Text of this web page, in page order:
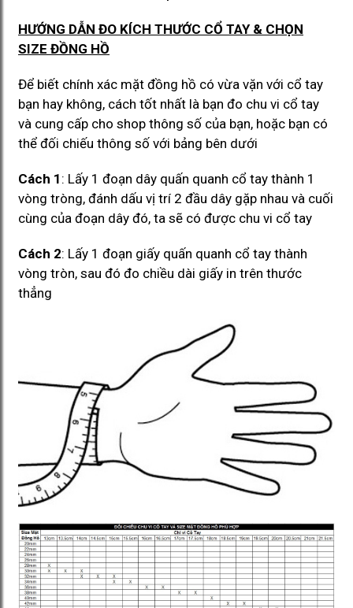
HƯỚNG DẪN ĐO KÍCH THƯỚC CỔ TAY & CHỌN
SIZE ĐỒNG HỒ
Để biết chính xác mặt đồng hồ có vừa vặn với cổ tay
bạn hay không, cách tốt nhất là bạn đo chu vi cổ tay
và cung cấp cho shop thông số của bạn, hoặc bạn có
thể đối chiếu thông số với bảng bên dưới
Cách 1 : Lấy 1 đoạn dây quấn quanh cổ tay thành 1
vòng tròng, đánh dấu vị trí 2 đầu dây gặp nhau và cuối
cùng của đoạn dây đó, ta sẽ có được chu vi cổ tay
Cách 2: Lấy 1 đoạn giấy quấn quanh cổ tay thành
vòng tròn, sau đó đo chiều dài giấy in trên thước
thẳng